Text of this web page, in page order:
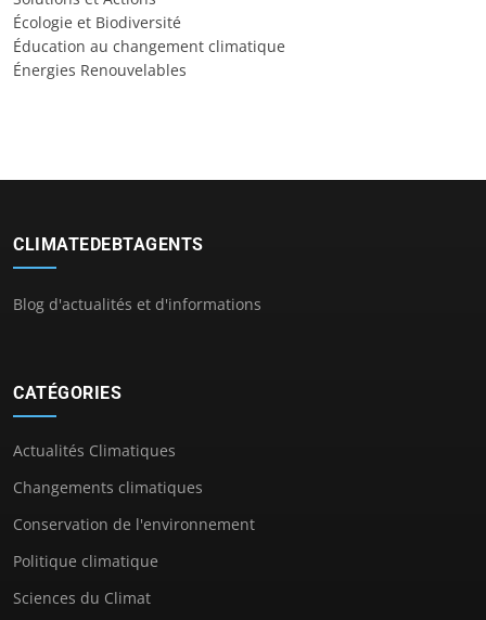
Écologie et Biodiversité
Éducation au changement climatique
Énergies Renouvelables
CLIMATEDEBTAGENTS
Blog d'actualités et d'informations
CATÉGORIES
Actualités Climatiques
Changements climatiques
Conservation de l'environnement
Politique climatique
Sciences du Climat